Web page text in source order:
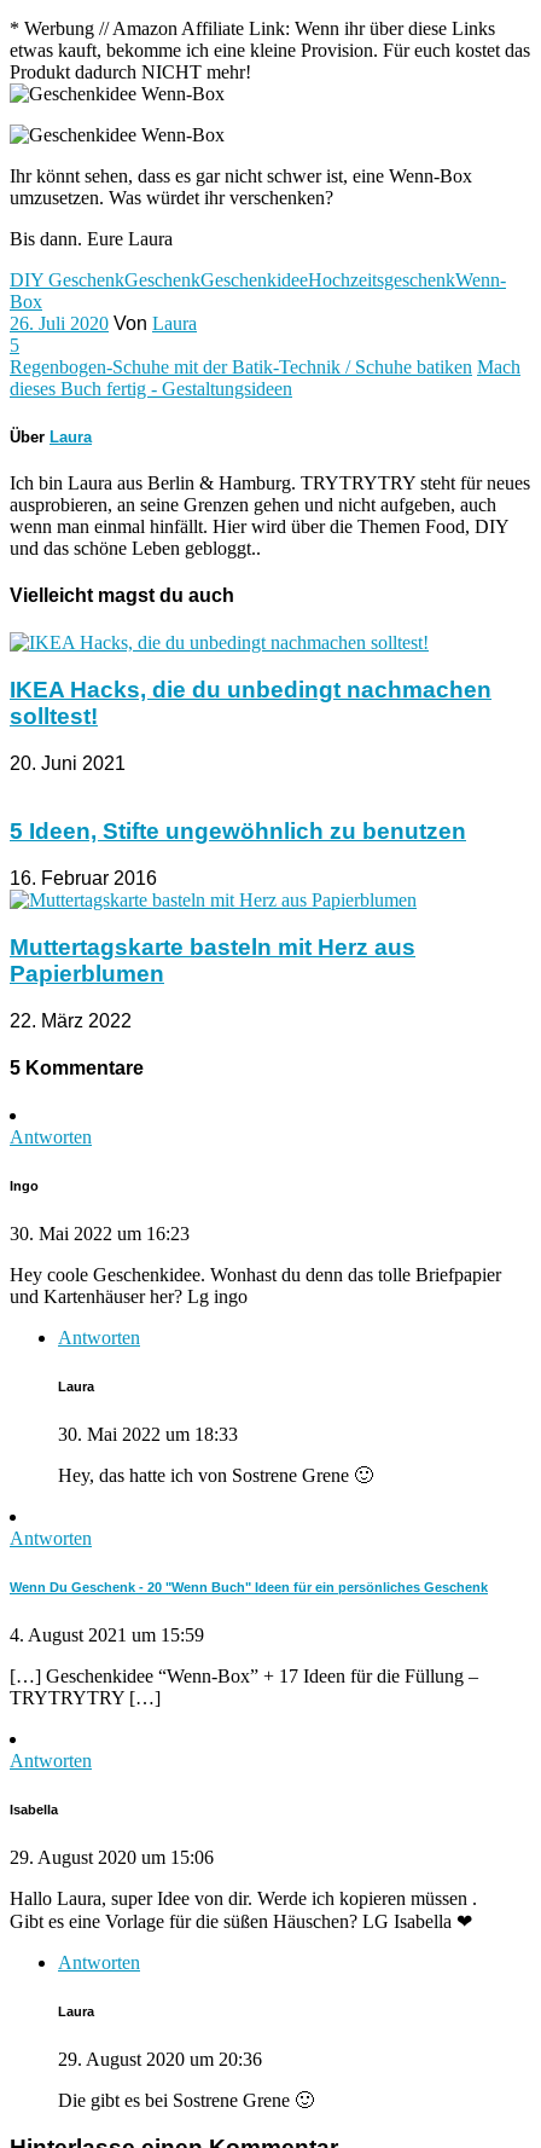
* Werbung // Amazon Affiliate Link: Wenn ihr über diese Links
etwas kauft, bekomme ich eine kleine Provision. Für euch kostet das
Produkt dadurch NICHT mehr!
Ihr könnt sehen, dass es gar nicht schwer ist, eine Wenn-Box
umzusetzen. Was würdet ihr verschenken?
Bis dann. Eure Laura
DIY GeschenkGeschenkGeschenkideeHochzeitsgeschenkWenn-
Box
26. Juli 2020 Von Laura
5
Regenbogen-Schuhe mit der Batik-Technik / Schuhe batiken Mach
dieses Buch fertig - Gestaltungsideen
Über Laura
Ich bin Laura aus Berlin & Hamburg. TRYTRYTRY steht für neues
ausprobieren, an seine Grenzen gehen und nicht aufgeben, auch
wenn man einmal hinfällt. Hier wird über die Themen Food, DIY
und das schöne Leben gebloggt..
Vielleicht magst du auch
IKEA Hacks, die du unbedingt nachmachen
solltest!
20. Juni 2021
5 Ideen, Stifte ungewöhnlich zu benutzen
16. Februar 2016
Muttertagskarte basteln mit Herz aus
Papierblumen
22. März 2022
5 Kommentare
Antworten
Ingo
30. Mai 2022 um 16:23
Hey coole Geschenkidee. Wonhast du denn das tolle Briefpapier
und Kartenhäuser her? Lg ingo
Antworten
Laura
30. Mai 2022 um 18:33
Hey, das hatte ich von Sostrene Grene 🙂
Antworten
Wenn Du Geschenk - 20 "Wenn Buch" Ideen für ein persönliches Geschenk
4. August 2021 um 15:59
[…] Geschenkidee “Wenn-Box” + 17 Ideen für die Füllung –
TRYTRYTRY […]
Antworten
Isabella
29. August 2020 um 15:06
Hallo Laura, super Idee von dir. Werde ich kopieren müssen .
Gibt es eine Vorlage für die süßen Häuschen? LG Isabella ❤
Antworten
Laura
29. August 2020 um 20:36
Die gibt es bei Sostrene Grene 🙂